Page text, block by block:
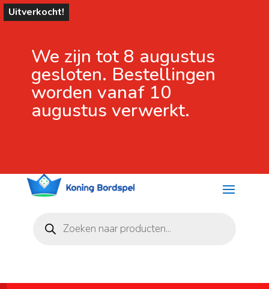
We zijn tot 8 augustus
gesloten. Bestellingen
worden vanaf 10
augustus verwerkt.
zoeken
Uitverkocht!